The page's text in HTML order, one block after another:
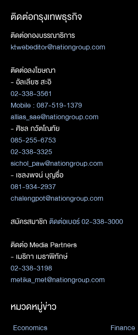
ติดต่อกรุงเทพธุรกิจ
ติดต่อกองบรรณาธิการ
ktwebeditor@nationgroup.com
ติดต่อลงโฆษณา
- อัลเลียซ สะอิ
02-338-3561
Mobile : 087-519-1379
allias_sae@nationgroup.com
- ศิชล ภวัตโณทัย
085-255-6753
02-338-3325
sichol_paw@nationgroup.com
- เชลงพจน์ บุญซื่อ
081-934-2937
chalengpot@nationgroup.com
สมัครสมาชิกติดต่อเบอร์ 02-338-3000
ติดต่อ Media Partners
- เมธิกา เมธาพิทักษ์
02-338-3198
metika_met@nationgroup.com
หมวดหมู่ข่าว
Economics
Finance